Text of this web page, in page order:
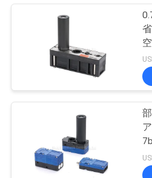
工
酸素のコン
レイター弁